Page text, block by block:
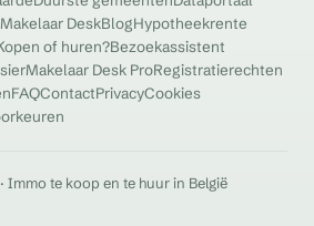
Makelaar DeskBlogHypotheekrente
of huren?Bezoekassistent
Makelaar Desk ProRegistratierechten
FAQContactPrivacyCookies
Immo te koop en te huur in België